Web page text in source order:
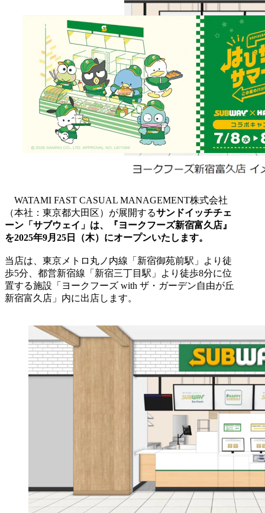
WATAMI FAST CASUAL MANAGEMENT株式会社
（本社：東京都大田区）が展開するサンドイッチチェ
ーン「サブウェイ」は、『ヨークフーズ新宿富久店』
を2025年9月25日（木）にオープンいたします。
当店は、東京メトロ丸ノ内線「新宿御苑前駅」より徒
歩5分、都営新宿線「新宿三丁目駅」より徒歩8分に位
置する施設「ヨークフーズ with ザ・ガーデン自由が丘
新宿富久店」内に出店します。